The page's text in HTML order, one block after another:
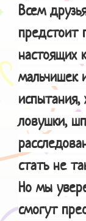
Всем
предстоит
настоящих
мальчишек
ловушки,
стать не
Но мы
смогут